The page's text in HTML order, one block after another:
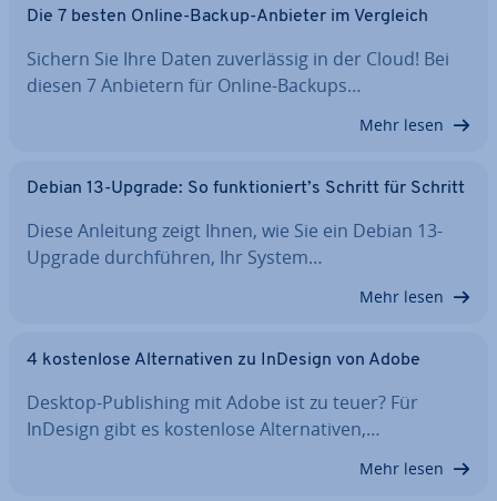
Die 7 besten Online-Backup-Anbieter im Vergleich
Sichern Sie Ihre Daten zu­ver­läs­sig in der Cloud! Bei
diesen 7 Anbietern für Online-Backups…
Mehr lesen
Debian 13-Upgrade: So funk­tio­niert’s Schritt für Schritt
Diese Anleitung zeigt Ihnen, wie Sie ein Debian 13-
Upgrade durch­füh­ren, Ihr System…
Mehr lesen
4 kos­ten­lo­se Al­ter­na­ti­ven zu InDesign von Adobe
Desktop-Pu­bli­shing mit Adobe ist zu teuer? Für
InDesign gibt es kos­ten­lo­se Al­ter­na­ti­ven,…
Mehr lesen